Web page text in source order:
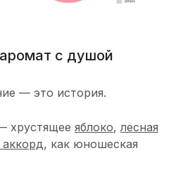
с душой
— это история.
хрустящее яблоко, лесная
, как юношеская